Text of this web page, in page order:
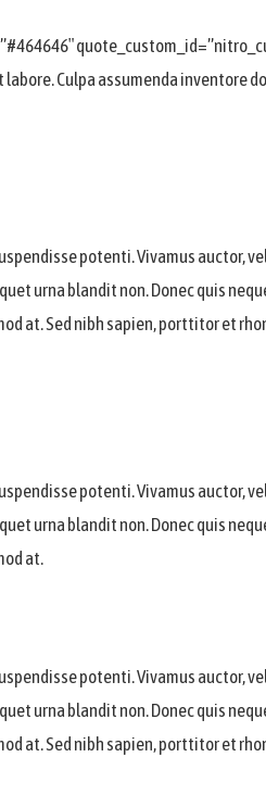
Culpa assumenda inventore
potenti. Vivamus auctor,
urna blandit non. Donec quis
at. Sed nibh sapien, porttitor et
potenti. Vivamus auctor,
urna blandit non. Donec quis
at.
potenti. Vivamus auctor,
urna blandit non. Donec quis
at. Sed nibh sapien, porttitor et